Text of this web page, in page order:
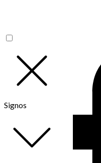
Signos